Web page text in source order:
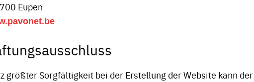
Eupen
größter Sorgfältigkeit bei der Erstellung der Website kann